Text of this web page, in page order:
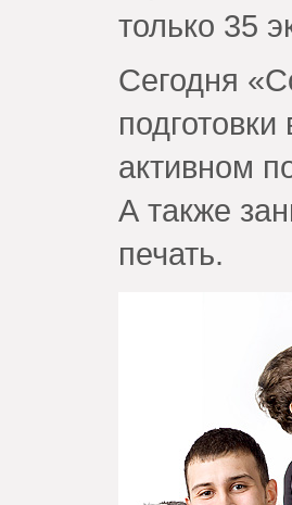
только 35
Сегодня
активном
А также
печать.